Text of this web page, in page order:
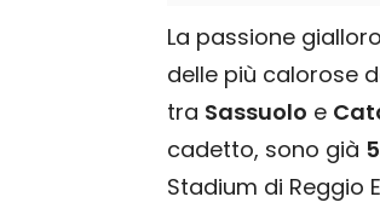
La passione
delle più calorose
tra Sassuolo e
cadetto, sono già
Stadium di Reggio